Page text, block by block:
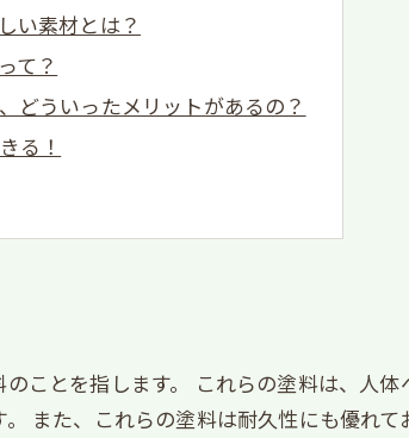
い素材とは？
て？
どういったメリットがあるの？
る！
ことを指します。 これらの塗料は、人体
また、これらの塗料は耐久性にも優れて